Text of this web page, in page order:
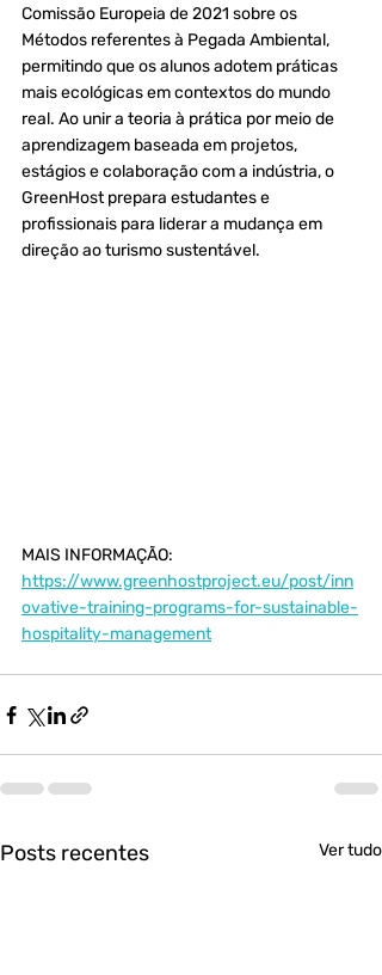
Comissão Europeia de 2021 sobre os
Métodos referentes à Pegada Ambiental,
permitindo que os alunos adotem práticas
mais ecológicas em contextos do mundo
real. Ao unir a teoria à prática por meio de
aprendizagem baseada em projetos,
estágios e colaboração com a indústria, o
GreenHost prepara estudantes e
profissionais para liderar a mudança em
direção ao turismo sustentável.
MAIS INFORMAÇÃO:
https://www.greenhostproject.eu/post/inn
ovative-training-programs-for-sustainable-
hospitality-management
Posts recentes Ver tudo